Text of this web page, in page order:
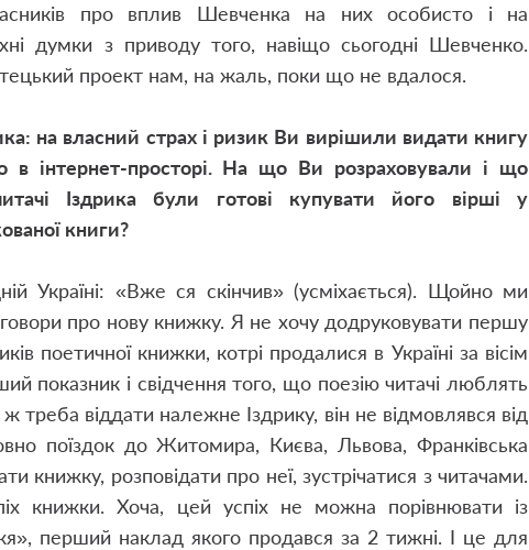
про вплив Шевченка на них особисто і на
думки з приводу того, навіщо сьогодні Шевченко.
проект нам, на жаль, поки що не вдалося.
на власний страх і ризик Ви вирішили видати книгу
в інтернет-просторі. На що Ви розраховували і що
Іздрика були готові купувати його вірші у
книги?
Україні: «Вже ся скінчив» (усміхається). Щойно ми
про нову книжку. Я не хочу додруковувати першу
поетичної книжки, котрі продалися в Україні за вісім
показник і свідчення того, що поезію читачі люблять
треба віддати належне Іздрику, він не відмовлявся від
поїздок до Житомира, Києва, Львова, Франківська
книжку, розповідати про неї, зустрічатися з читачами.
книжки. Хоча, цей успіх не можна порівнювати із
перший наклад якого продався за 2 тижні. І це для